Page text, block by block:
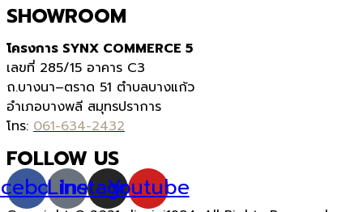
SHOWROOM
โครงการ SYNX COMMERCE 5
เลขที่ 285/15 อาคาร C3
ถ.บางนา–ตราด 51 ตำบลบางแก้ว
อำเภอบางพลี สมุทรปราการ
โทร: 061-634-2432
FOLLOW US
Line
Instagram
Youtube